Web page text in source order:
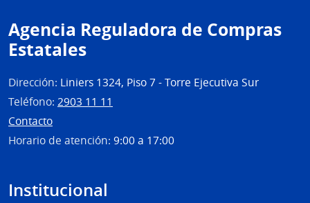
Agencia Reguladora de Compras
Estatales
Dirección: Liniers 1324, Piso 7 - Torre Ejecutiva Sur
Teléfono: 2903 11 11
Contacto
Horario de atención: 9:00 a 17:00
Institucional